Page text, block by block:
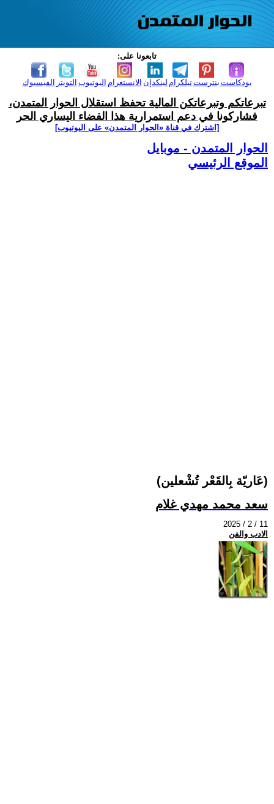
تابعونا على:
الفيسبوك التويتر اليوتيوب الانستغرام لينكدإن تيلكرامبنترست بودكاست
تبرعاتكم وتبرعاتكن المالية تحفظ استقلال الحوار المتمدن،
فشاركونا في دعم استمرارية هذا الفضاء اليساري الحر
[اشترك في قناة ‫«الحوار المتمدن» على اليوتيوب]
الحوار المتمدن - موبايل
الموقع الرئيسي
(عَاريّة بِالقَعْر تُشْعلين)
سعد محمد مهدي غلام
2025 / 2 / 11
الادب والفن